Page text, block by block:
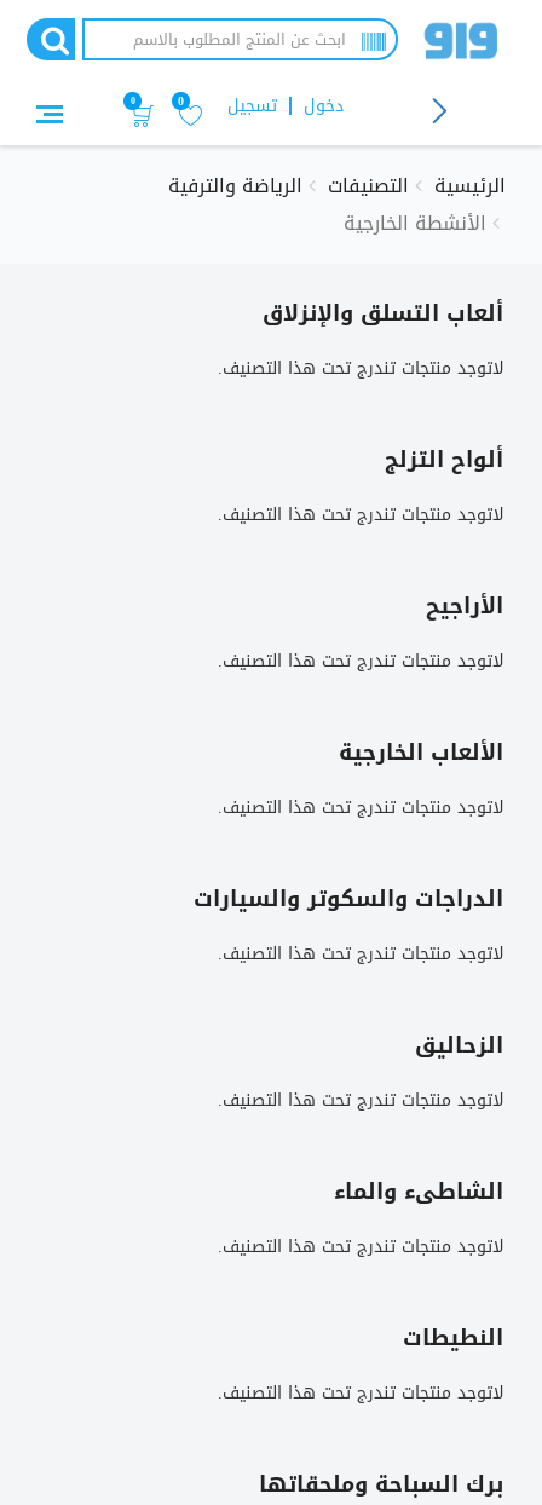
تسجيل دخول 0
0
الرئيسية التصنيفات
الرياضة والترفية
الأنشطة الخارجية
ألعاب التسلق والإنزلاق
لاتوجد منتجات تندرج تحت هذا التصنيف.
ألواح التزلج
لاتوجد منتجات تندرج تحت هذا التصنيف.
الأراجيح
لاتوجد منتجات تندرج تحت هذا التصنيف.
الألعاب الخارجية
لاتوجد منتجات تندرج تحت هذا التصنيف.
الدراجات والسكوتر والسيارات
لاتوجد منتجات تندرج تحت هذا التصنيف.
الزحاليق
لاتوجد منتجات تندرج تحت هذا التصنيف.
الشاطىء والماء
لاتوجد منتجات تندرج تحت هذا التصنيف.
النطيطات
لاتوجد منتجات تندرج تحت هذا التصنيف.
برك السباحة وملحقاتها